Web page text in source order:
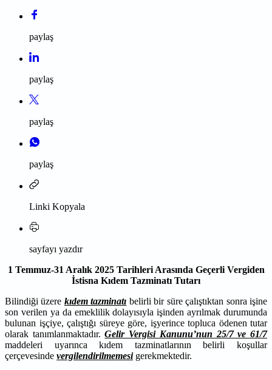
paylaş
paylaş
paylaş
paylaş
Linki Kopyala
sayfayı yazdır
1 Temmuz-31 Aralık 2025 Tarihleri Arasında Geçerli Vergiden
İstisna Kıdem Tazminatı Tutarı
Bilindiği üzere kıdem tazminatı belirli bir süre çalıştıktan sonra işine
son verilen ya da emeklilik dolayısıyla işinden ayrılmak durumunda
bulunan işçiye, çalıştığı süreye göre, işyerince topluca ödenen tutar
olarak tanımlanmaktadır.Gelir Vergisi Kanunu’nun 25/7 ve 61/7
maddeleri uyarınca kıdem tazminatlarının belirli koşullar
çerçevesinde vergilendirilmemesigerekmektedir.